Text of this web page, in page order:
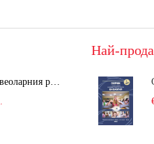
Влияние на алвеоларния рекрутмънт върху белодробната функция при робот-асистирана хирургия в положение Тренделенбург
Най-